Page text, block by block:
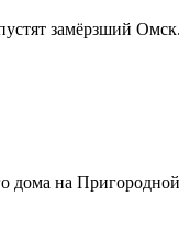
замёрзший
дома на